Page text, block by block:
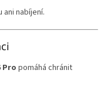
nabíjení.
Pro pomáhá chránit